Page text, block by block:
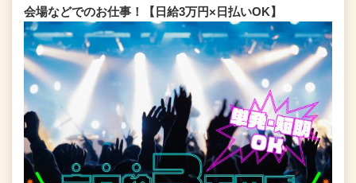
会場などでのお仕事！【日給3万円×日払いOK】